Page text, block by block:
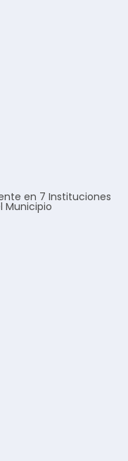
en 7 Instituciones
Municipio